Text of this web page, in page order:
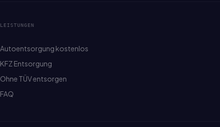
LEISTUNGEN
Autoentsorgung kostenlos
KFZ Entsorgung
Ohne TÜV entsorgen
FAQ